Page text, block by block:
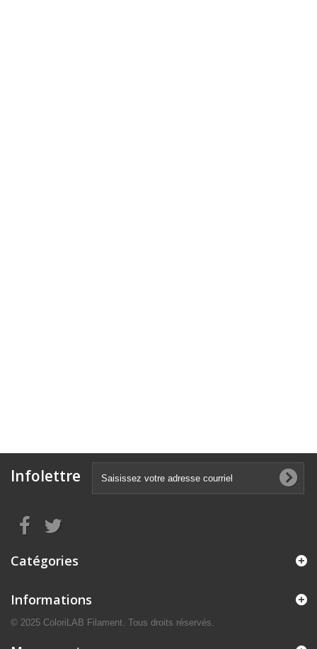
Infolettre
Catégories
Informations
© 2025 ColoriLAB Filament. Tous droits réservés.